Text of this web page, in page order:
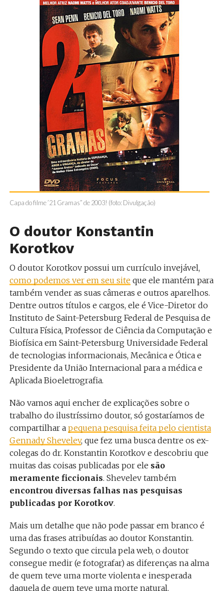
Capa do filme ’21 Gramas” de 2003! (foto: Divulgação)
O doutor Konstantin
Korotkov
O doutor Korotkov possui um currículo invejável,
como podemos ver em seu siteque ele mantém para
também vender as suas câmeras e outros aparelhos.
Dentre outros títulos e cargos, ele é Vice-Diretor do
Instituto de Saint-Petersburg Federal de Pesquisa de
Cultura Física, Professor de Ciência da Computação e
Biofísica em Saint-Petersburg Universidade Federal
de tecnologias informacionais, Mecânica e Ótica e
Presidente da União Internacional para a médica e
Aplicada Bioeletrografia.
Não vamos aqui encher de explicações sobre o
trabalho do ilustríssimo doutor, só gostaríamos de
compartilhar a pequena pesquisa feita pelo cientista
Gennady Shevelev, que fez uma busca dentre os ex-
colegas do dr. Konstantin Korotkov e descobriu que
muitas das coisas publicadas por ele são
meramente ficcionais. Shevelev também
encontrou diversas falhas nas pesquisas
publicadas por Korotkov.
Mais um detalhe que não pode passar em branco é
uma das frases atribuídas ao doutor Konstantin.
Segundo o texto que circula pela web, o doutor
consegue medir (e fotografar) as diferenças na alma
de quem teve uma morte violenta e inesperada
daquela de quem teve uma morte natural.